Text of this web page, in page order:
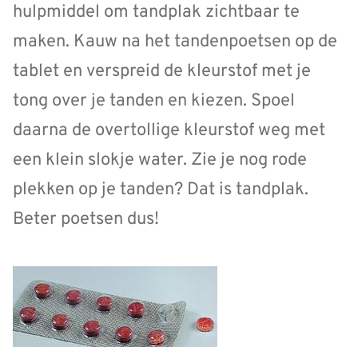
hulpmiddel om tandplak zichtbaar te
maken. Kauw na het tandenpoetsen op de
tablet en verspreid de kleurstof met je
tong over je tanden en kiezen. Spoel
daarna de overtollige kleurstof weg met
een klein slokje water. Zie je nog rode
plekken op je tanden? Dat is tandplak.
Beter poetsen dus!